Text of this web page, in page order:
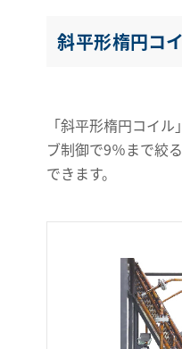
斜平形楕円コ
「斜平形楕円コイ
ブ制御で9％まで絞
できます。